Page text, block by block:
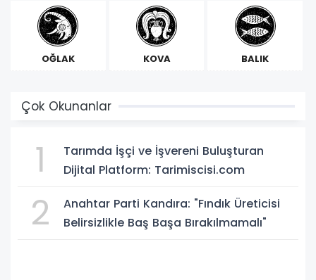
OĞLAK KOVA BALIK
Çok Okunanlar
1
Tarımda İşçi ve İşvereni Buluşturan
Dijital Platform: Tarimiscisi.com
2
Anahtar Parti Kandıra: "Fındık Üreticisi
Belirsizlikle Baş Başa Bırakılmamalı"